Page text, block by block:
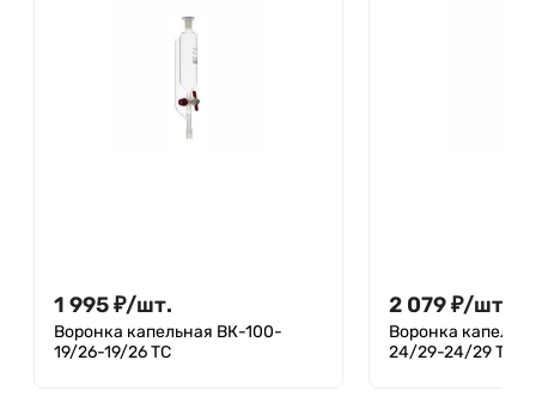
1 995₽/шт.
Воронка капельная ВК-100-
19/26-19/26 ТС
2 079₽/шт.
Воронка
24/29-24/29 ТС